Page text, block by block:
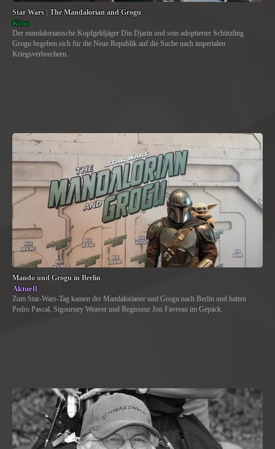
Star Wars | The Mandalorian and Grogu
Kino
Der mandalorianische Kopfgeldjäger Din Djarin und sein adoptierter Schützling
Grogu begeben sich für die Neue Republik auf die Suche nach imperialen
Kriegsverbrechern.
Mando und Grogu in Berlin
Aktuell
Zum Star-Wars-Tag kamen der Mandalorianer und Grogu nach Berlin und hatten
Pedro Pascal, Sigourney Weaver und Regisseur Jon Favreau im Gepäck.